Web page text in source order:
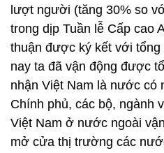
lượt người (tăng 30% so
trong dịp Tuần lễ Cấp cao
thuận được ký kết với
nay ta đã vận động được
nhận Việt Nam là nước có
Chính phủ, các bộ, ngành
Việt Nam ở nước ngoài
mở cửa thị trường các